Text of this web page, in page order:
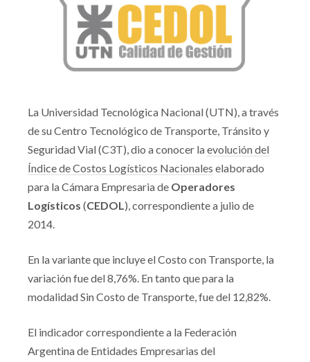
La Universidad Tecnológica Nacional (UTN), a través
de su Centro Tecnológico de Transporte, Tránsito y
Seguridad Vial (C3T), dio a conocer laevolución del
Índice de Costos Logísticos Nacionales elaborado
para la Cámara Empresaria de Operadores
Logísticos (CEDOL), correspondiente a julio de
2014.
En la variante que incluye el Costo con Transporte, la
variación fue del 8,76%. En tanto que para la
modalidad Sin Costo de Transporte, fue del 12,82%.
El indicador correspondiente a la Federación
Argentina de Entidades Empresarias del